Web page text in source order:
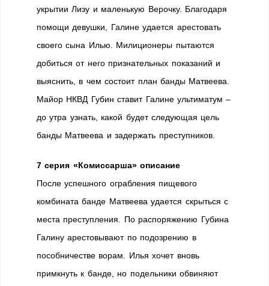
укрытии Лизу и маленькую Верочку. Благодаря
помощи девушки, Галине удается арестовать
своего сына Илью. Милиционеры пытаются
добиться от него признательных показаний и
выяснить, в чем состоит план банды Матвеева.
Майор НКВД Губин ставит Галине ультиматум –
до утра узнать, какой будет следующая цель
банды Матвеева и задержать преступников.
7 серия «Комиссарша» описание
После успешного ограбления пищевого
комбината банде Матвеева удается скрыться с
места преступления. По распоряжению Губина
Галину арестовывают по подозрению в
пособничестве ворам. Илья хочет вновь
примкнуть к банде, но подельники обвиняют